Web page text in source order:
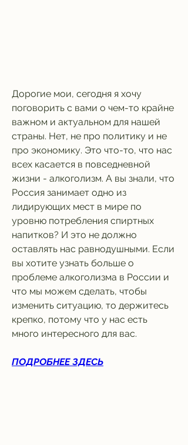
Дорогие мои, сегодня я хочу
поговорить с вами о чем-то крайне
важном и актуальном для нашей
страны. Нет, не про политику и не
про экономику. Это что-то, что нас
всех касается в повседневной
жизни - алкоголизм. А вы знали, что
Россия занимает одно из
лидирующих мест в мире по
уровню потребления спиртных
напитков? И это не должно
оставлять нас равнодушными. Если
вы хотите узнать больше о
проблеме алкоголизма в России и
что мы можем сделать, чтобы
изменить ситуацию, то держитесь
крепко, потому что у нас есть
много интересного для вас.
ПОДРОБНЕЕ ЗДЕСЬ